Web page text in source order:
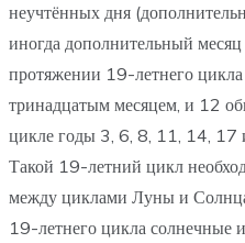
неучтённых дня
иногда дополнительный месяц
протяжении 19-летнего
тринадцатым месяцем, и 12
цикле годы 3, 6, 8, 11, 14, 17
Такой 19-летний цикл
между циклами Луны и
19-летнего цикла солнечные